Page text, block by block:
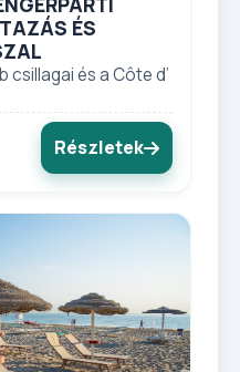
ÉS
csillagai és a Côte d’
Részletek